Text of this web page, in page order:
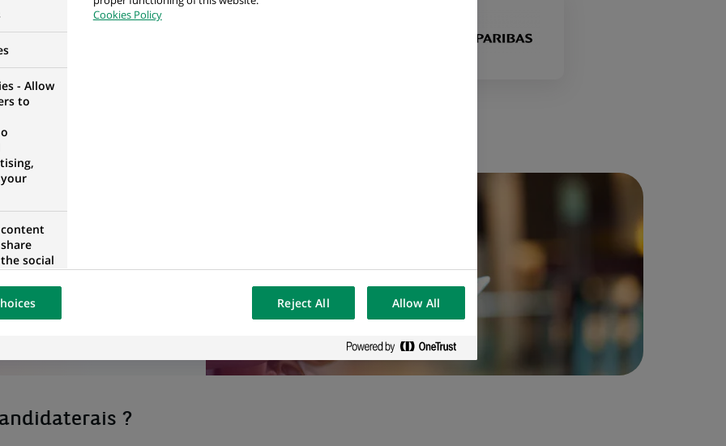
Compliance Officer (M/F)
recherche ?
vous proposerons les
votre profil !
?
- Allow
to
content
social
the
website
on a
Cookies Policy
Reject All Allow All